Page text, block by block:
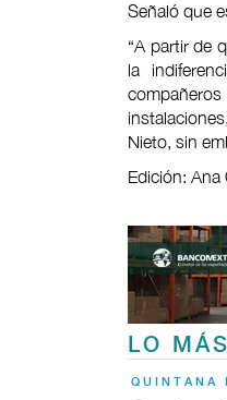
Señaló que
“A partir de
la
Nieto, sin
Edición: Ana
LO
QUINTANA